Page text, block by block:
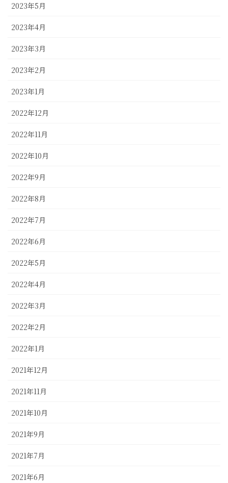
2023年5月
2023年4月
2023年3月
2023年2月
2023年1月
2022年12月
2022年11月
2022年10月
2022年9月
2022年8月
2022年7月
2022年6月
2022年5月
2022年4月
2022年3月
2022年2月
2022年1月
2021年12月
2021年11月
2021年10月
2021年9月
2021年7月
2021年6月